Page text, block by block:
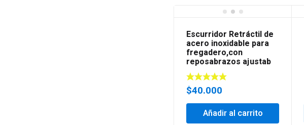
Escurridor Retráctil de
acero inoxidable para
fregadero,con
reposabrazos ajustab
$40.000
Añadir al carrito